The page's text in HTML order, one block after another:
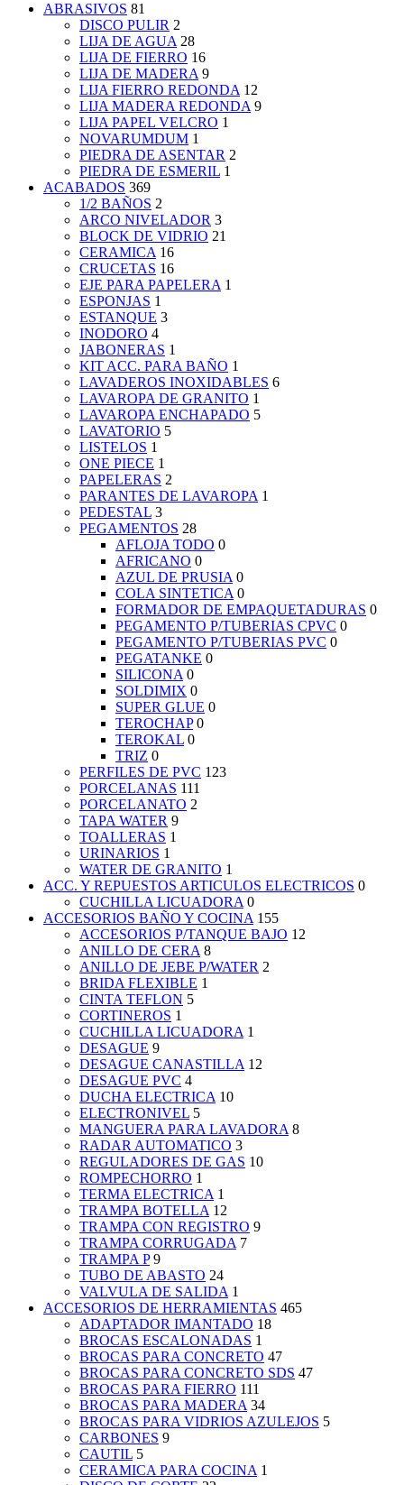
ABRASIVOS 81
DISCO PULIR 2
LIJA DE AGUA 28
LIJA DE FIERRO 16
LIJA DE MADERA 9
LIJA FIERRO REDONDA 12
LIJA MADERA REDONDA 9
LIJA PAPEL VELCRO 1
NOVARUMDUM 1
PIEDRA DE ASENTAR 2
PIEDRA DE ESMERIL 1
ACABADOS 369
1/2 BAÑOS 2
ARCO NIVELADOR 3
BLOCK DE VIDRIO 21
CERAMICA 16
CRUCETAS 16
EJE PARA PAPELERA 1
ESPONJAS 1
ESTANQUE 3
INODORO 4
JABONERAS 1
KIT ACC. PARA BAÑO 1
LAVADEROS INOXIDABLES 6
LAVAROPA DE GRANITO 1
LAVAROPA ENCHAPADO 5
LAVATORIO 5
LISTELOS 1
ONE PIECE 1
PAPELERAS 2
PARANTES DE LAVAROPA 1
PEDESTAL 3
PEGAMENTOS 28
AFLOJA TODO 0
AFRICANO 0
AZUL DE PRUSIA 0
COLA SINTETICA 0
FORMADOR DE EMPAQUETADURAS 0
PEGAMENTO P/TUBERIAS CPVC 0
PEGAMENTO P/TUBERIAS PVC 0
PEGATANKE 0
SILICONA 0
SOLDIMIX 0
SUPER GLUE 0
TEROCHAP 0
TEROKAL 0
TRIZ 0
PERFILES DE PVC 123
PORCELANAS 111
PORCELANATO 2
TAPA WATER 9
TOALLERAS 1
URINARIOS 1
WATER DE GRANITO 1
ACC. Y REPUESTOS ARTICULOS ELECTRICOS 0
CUCHILLA LICUADORA 0
ACCESORIOS BAÑO Y COCINA 155
ACCESORIOS P/TANQUE BAJO 12
ANILLO DE CERA 8
ANILLO DE JEBE P/WATER 2
BRIDA FLEXIBLE 1
CINTA TEFLON 5
CORTINEROS 1
CUCHILLA LICUADORA 1
DESAGUE 9
DESAGUE CANASTILLA 12
DESAGUE PVC 4
DUCHA ELECTRICA 10
ELECTRONIVEL 5
MANGUERA PARA LAVADORA 8
RADAR AUTOMATICO 3
REGULADORES DE GAS 10
ROMPECHORRO 1
TERMA ELECTRICA 1
TRAMPA BOTELLA 12
TRAMPA CON REGISTRO 9
TRAMPA CORRUGADA 7
TRAMPA P 9
TUBO DE ABASTO 24
VALVULA DE SALIDA 1
ACCESORIOS DE HERRAMIENTAS 465
ADAPTADOR IMANTADO 18
BROCAS ESCALONADAS 1
BROCAS PARA CONCRETO 47
BROCAS PARA CONCRETO SDS 47
BROCAS PARA FIERRO 111
BROCAS PARA MADERA 34
BROCAS PARA VIDRIOS AZULEJOS 5
CARBONES 9
CAUTIL 5
CERAMICA PARA COCINA 1